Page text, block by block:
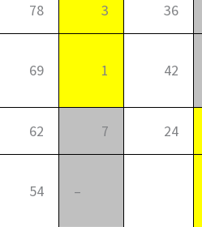
78 3 36
69 1 42
62 7 24
54 –